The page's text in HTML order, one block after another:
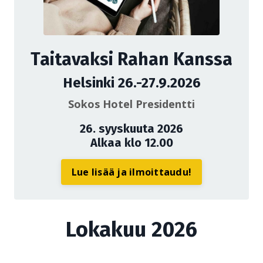
Taitavaksi Rahan Kanssa
Helsinki 26.-27.9.2026
Sokos Hotel Presidentti
26. syyskuuta 2026
Alkaa klo 12.00
Lue lisää ja ilmoittaudu!
Lokakuu 2026